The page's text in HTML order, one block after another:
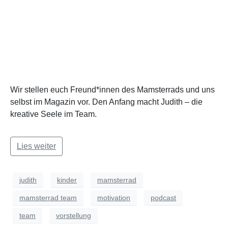
Wir stellen euch Freund*innen des Mamsterrads und uns
selbst im Magazin vor. Den Anfang macht Judith – die
kreative Seele im Team.
Lies weiter
judith kinder mamsterrad
mamsterrad team motivation podcast
team vorstellung